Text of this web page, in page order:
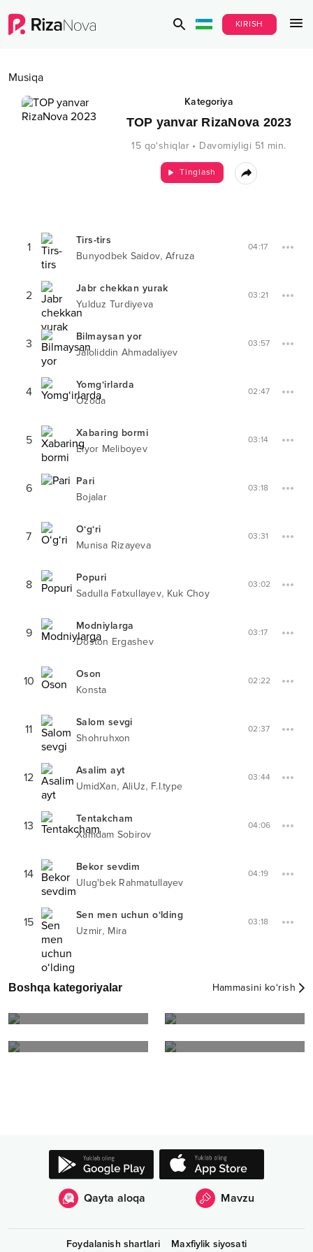
KIRISH
Musiqa
Kategoriya
TOP yanvar RizaNova 2023
15 qo‘shiqlar • Davomiyligi 51 min.
Tinglash
1
Tirs-tirs
Bunyodbek Saidov, Afruza
04:17
2
Jabr chekkan yurak
Yulduz Turdiyeva
03:21
3
Bilmaysan yor
Jaloliddin Ahmadaliyev
03:57
4
Yomg‘irlarda
Ozoda
02:47
5
Xabaring bormi
Elyor Meliboyev
03:14
6
Pari
Bojalar
03:18
7
O‘g‘ri
Munisa Rizayeva
03:31
8
Popuri
Sadulla Fatxullayev, Kuk Choy
03:02
9
Modniylarga
Doston Ergashev
03:17
10
Oson
Konsta
02:22
11
Salom sevgi
Shohruhxon
02:37
12
Asalim ayt
UmidXan, AliUz, F.I.type
03:44
13
Tentakcham
Xamdam Sobirov
04:06
14
Bekor sevdim
Ulug'bek Rahmatullayev
04:19
15
Sen men uchun o‘lding
Uzmir, Mira
03:18
Boshqa kategoriyalar Hammasini ko‘rish
TOP sentyabr RizaNova
ТОП ноябрь RizaNova
TOP iyun RizaNova 2023 TOP fevral RizaNova 2023
Qayta aloqa Mavzu
Foydalanish shartlari Maxfiylik siyosati